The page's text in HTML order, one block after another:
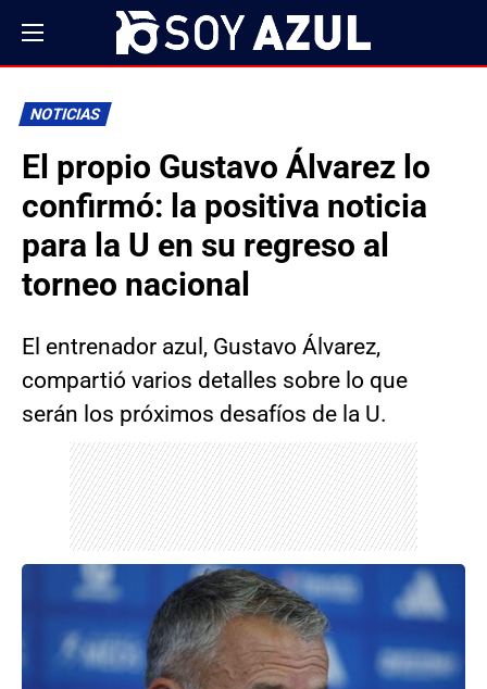
NOTICIAS
El propio Gustavo Álvarez lo
confirmó: la positiva noticia
para la U en su regreso al
torneo nacional
El entrenador azul, Gustavo Álvarez,
compartió varios detalles sobre lo que
serán los próximos desafíos de la U.